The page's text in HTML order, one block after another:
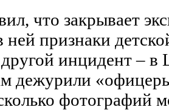
что закрывает
ней признаки
инцидент – в
дежурили
фотографий